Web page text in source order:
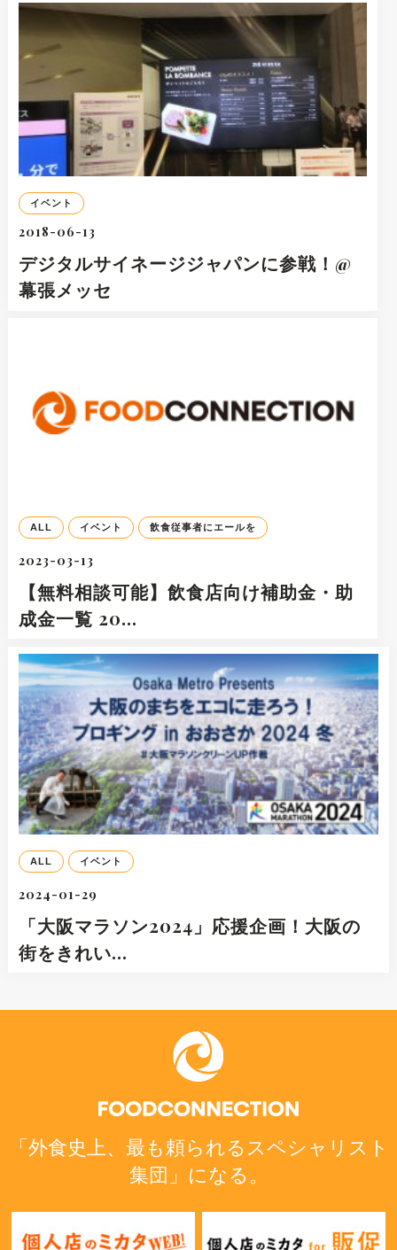
イベント
2018-06-13
デジタルサイネージジャパンに参戦！@
幕張メッセ
ALL イベント 飲食従事者にエールを
2023-03-13
【無料相談可能】飲食店向け補助金・助
成金一覧 20…
ALL イベント
2024-01-29
「大阪マラソン2024」応援企画！大阪の
街をきれい…
「外食史上、最も頼られるスペシャリスト
集団」になる。